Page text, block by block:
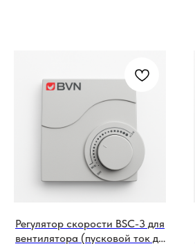
Регулятор скорости BSC-3 для
вентилятора (пусковой ток до